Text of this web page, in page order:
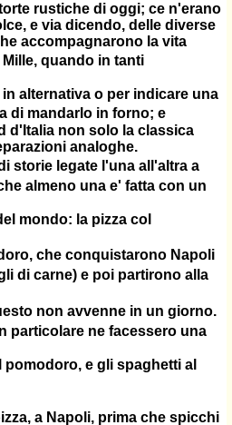
rustiche di oggi; ce n'erano
e via dicendo, delle diverse
accompagnarono la vita
quando in tanti
alternativa o per indicare una
di mandarlo in forno; e
d'Italia non solo la classica
analoghe.
storie legate l'una all'altra a
almeno una e' fatta con un
mondo: la pizza col
che conquistarono Napoli
di carne) e poi partirono alla
non avvenne in un giorno.
particolare ne facessero una
e gli spaghetti al
a Napoli, prima che spicchi